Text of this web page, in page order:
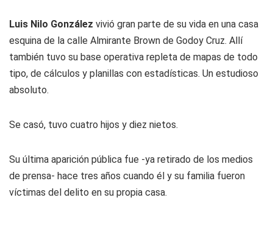
Luis Nilo González vivió gran parte de su vida en una casa
esquina de la calle Almirante Brown de Godoy Cruz. Allí
también tuvo su base operativa repleta de mapas de todo
tipo, de cálculos y planillas con estadísticas. Un estudioso
absoluto.
Se casó, tuvo cuatro hijos y diez nietos.
Su última aparición pública fue -ya retirado de los medios
de prensa- hace tres años cuando él y su familia fueron
víctimas del delito en su propia casa.